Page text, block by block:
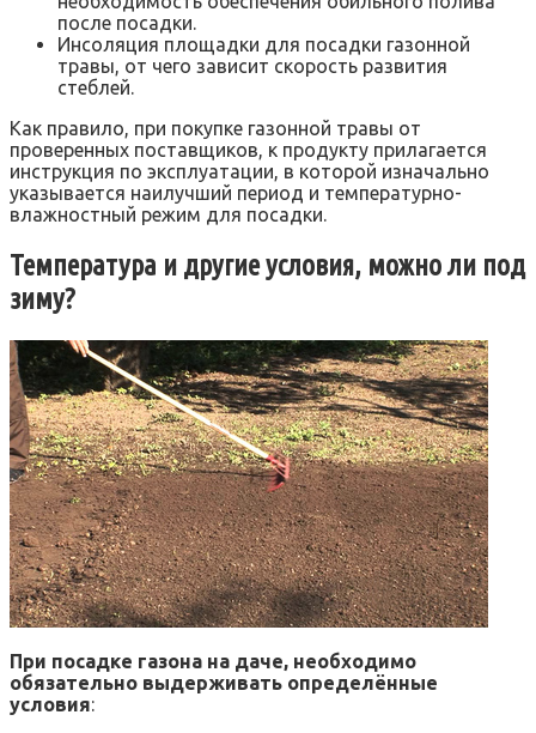
после посадки.
Инсоляция площадки для посадки газонной
травы, от чего зависит скорость развития
стеблей.
Как правило, при покупке газонной травы от
проверенных поставщиков, к продукту прилагается
инструкция по эксплуатации, в которой изначально
указывается наилучший период и температурно-
влажностный режим для посадки.
Температура и другие условия, можно ли под
зиму?
При посадке газона на даче, необходимо
обязательно выдерживать определённые
условия: